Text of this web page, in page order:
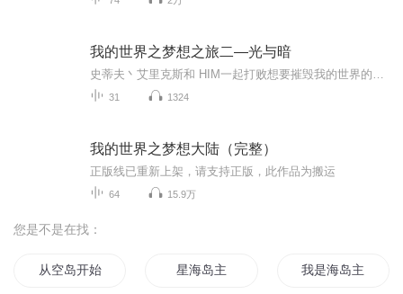
我的世界之梦想之旅二—光与暗
31 1324
我的世界之梦想大陆（完整）
正版线已重新上架，请支持正版，此作品为搬运
64 15.9万
您是不是在找：
从空岛开始的世界 星海岛主 我是海岛主